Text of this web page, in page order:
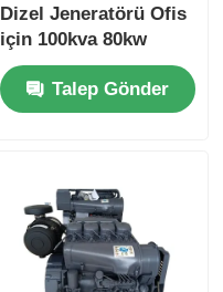
Dizel Jeneratörü Ofis
için 100kva 80kw
Dizel Jeneratörü
Talep Gönder